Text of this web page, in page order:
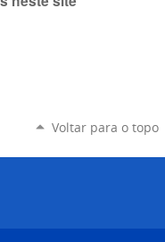
Voltar para o topo